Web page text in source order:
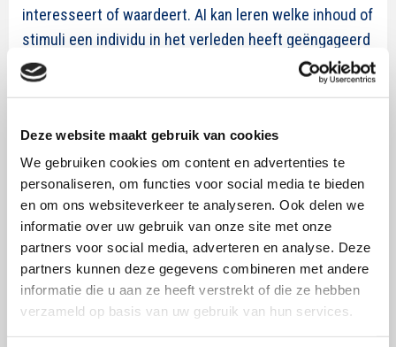
Deze website maakt gebruik van cookies
We gebruiken cookies om content en advertenties te
personaliseren, om functies voor social media te bieden
en om ons websiteverkeer te analyseren. Ook delen we
informatie over uw gebruik van onze site met onze
partners voor social media, adverteren en analyse. Deze
partners kunnen deze gegevens combineren met andere
informatie die u aan ze heeft verstrekt of die ze hebben
verzameld op basis van uw gebruik van hun services.
interesseert of waardeert. AI kan leren welke inhoud of
stimuli een individu in het verleden heeft geëngageerd
en kan voorspellen welke soort boodschap in de
toekomst waarschijnlijk zal resoneren. Ik zie ook de
barrières. Denk bijvoorbeeld aan de barrière
gewoontegedrag. Data en AI kunnen helpen om (1)
gewoontegedrag te identificeren, (2) persoonlijke
interventies of campagnes invulling te geven en (3)
gewoontegedrag te vervangen en nieuwe gewoonten
te vormen, bijvoorbeeld door beloningen of andere
incentives (functie als sociale actor en tool). Laten we
een merk bekijken dat herbruikbare waterflessen
verkoopt om het gebruik van wegwerpplastic te